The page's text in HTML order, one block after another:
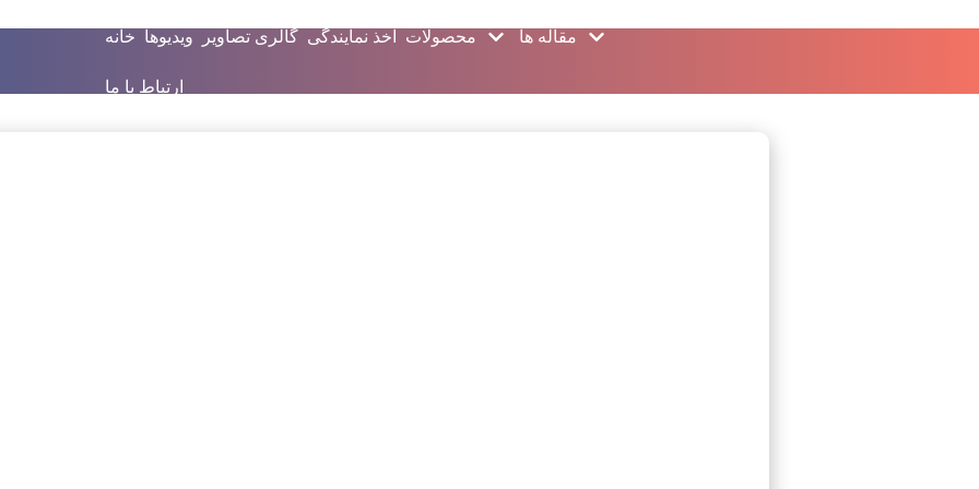
خانه ویدیوها گالری تصاویر اخذ نمایندگی محصولات مقاله ها
ارتباط با ما